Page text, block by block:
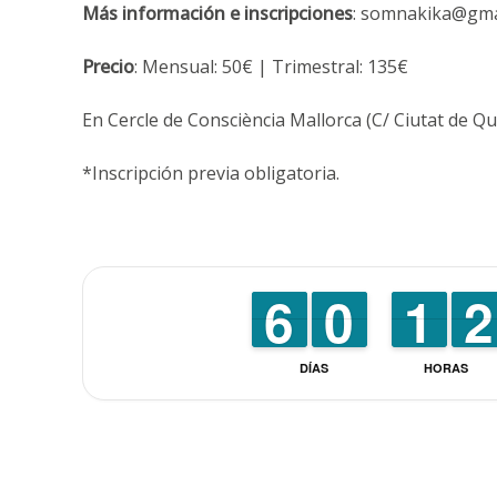
Más información e inscripciones:
Precio: Mensual: 50€ | Trimestral: 135€
En Cercle de Consciència Mallorca (C/ Ciutat de
*Inscripción previa obligatoria.
DÍAS
5
5
6
6 9
9
0
0
HORAS
1
1
1
1 1
1
2
2